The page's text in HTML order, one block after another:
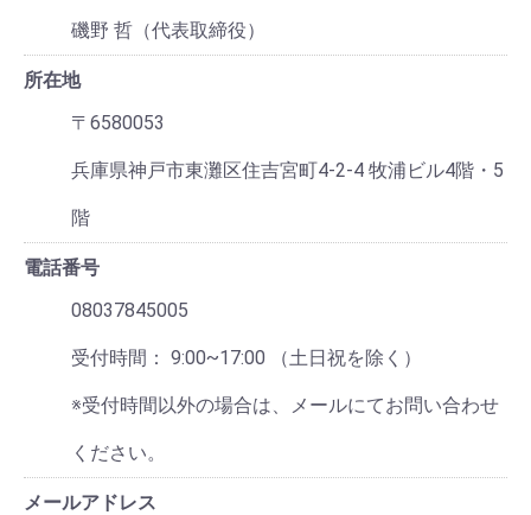
磯野 哲（代表取締役）
所在地
〒6580053
兵庫県神戸市東灘区住吉宮町4-2-4 牧浦ビル4階・5
階
電話番号
08037845005
受付時間： 9:00~17:00 （土日祝を除く）
※受付時間以外の場合は、メールにてお問い合わせ
ください。
メールアドレス